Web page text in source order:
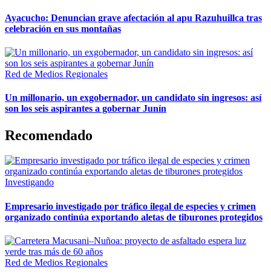
Ayacucho: Denuncian grave afectación al apu Razuhuillca tras
celebración en sus montañas
Red de Medios Regionales
Un millonario, un exgobernador, un candidato sin ingresos: así
son los seis aspirantes a gobernar Junín
Recomendado
Investigando
Empresario investigado por tráfico ilegal de especies y crimen
organizado continúa exportando aletas de tiburones protegidos
Red de Medios Regionales